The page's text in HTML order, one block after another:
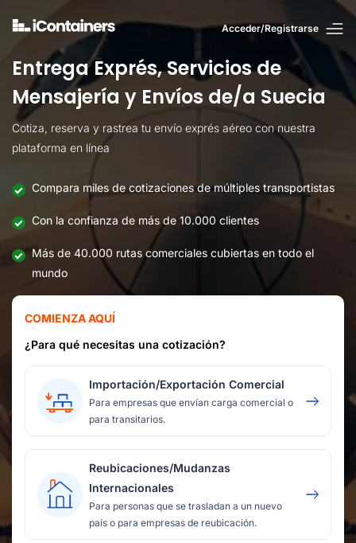
Acceder/Registrarse
Entrega Exprés, Servicios de
Mensajería y Envíos de/a Suecia
Cotiza, reserva y rastrea tu envío exprés aéreo con nuestra
plataforma en línea
Compara miles de cotizaciones de múltiples transportistas
Con la confianza de más de 10.000 clientes
Más de 40.000 rutas comerciales cubiertas en todo el
mundo
COMIENZA AQUÍ
¿Para qué necesitas una cotización?
Importación/Exportación Comercial
Para empresas que envían carga comercial o
para transitarios.
Reubicaciones/Mudanzas
Internacionales
Para personas que se trasladan a un nuevo
país o para empresas de reubicación.